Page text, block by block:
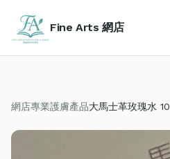
Fine Arts 網店
網店專業護膚產品大馬士革玫瑰水